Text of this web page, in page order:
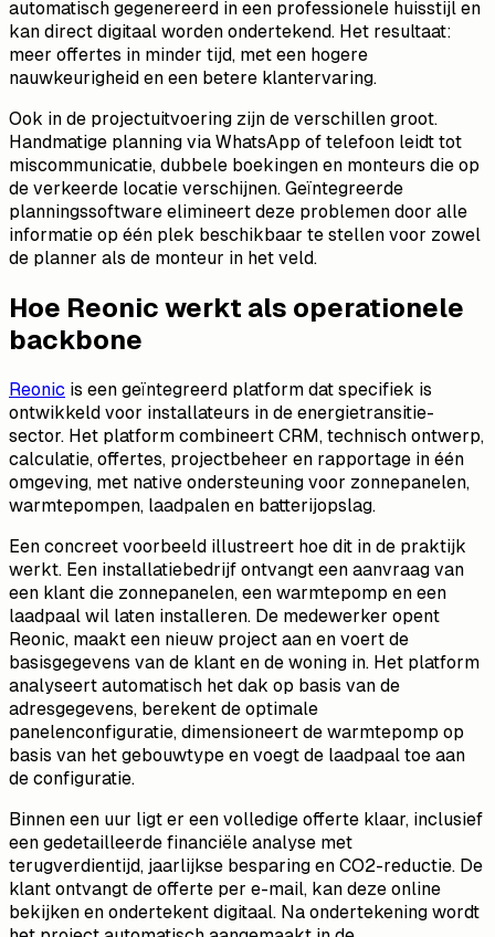
automatisch gegenereerd in een professionele huisstijl en
kan direct digitaal worden ondertekend. Het resultaat:
meer offertes in minder tijd, met een hogere
nauwkeurigheid en een betere klantervaring.
Ook in de projectuitvoering zijn de verschillen groot.
Handmatige planning via WhatsApp of telefoon leidt tot
miscommunicatie, dubbele boekingen en monteurs die op
de verkeerde locatie verschijnen. Geïntegreerde
planningssoftware elimineert deze problemen door alle
informatie op één plek beschikbaar te stellen voor zowel
de planner als de monteur in het veld.
Hoe Reonic werkt als operationele
backbone
Reonic is een geïntegreerd platform dat specifiek is
ontwikkeld voor installateurs in de energietransitie-
sector. Het platform combineert CRM, technisch ontwerp,
calculatie, offertes, projectbeheer en rapportage in één
omgeving, met native ondersteuning voor zonnepanelen,
warmtepompen, laadpalen en batterijopslag.
Een concreet voorbeeld illustreert hoe dit in de praktijk
werkt. Een installatiebedrijf ontvangt een aanvraag van
een klant die zonnepanelen, een warmtepomp en een
laadpaal wil laten installeren. De medewerker opent
Reonic, maakt een nieuw project aan en voert de
basisgegevens van de klant en de woning in. Het platform
analyseert automatisch het dak op basis van de
adresgegevens, berekent de optimale
panelenconfiguratie, dimensioneert de warmtepomp op
basis van het gebouwtype en voegt de laadpaal toe aan
de configuratie.
Binnen een uur ligt er een volledige offerte klaar, inclusief
een gedetailleerde financiële analyse met
terugverdientijd, jaarlijkse besparing en CO2-reductie. De
klant ontvangt de offerte per e-mail, kan deze online
bekijken en ondertekent digitaal. Na ondertekening wordt